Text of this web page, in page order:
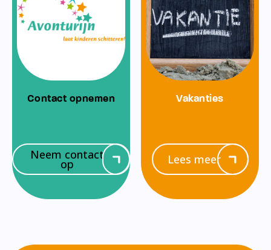
Contact opnemen
Neem contact
op
Vakanties
Lees meer